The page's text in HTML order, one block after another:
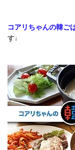
コアリちゃんの韓ご
す↓